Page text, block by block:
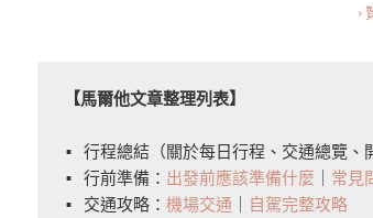
To
Do
›
【馬爾他文章整理列表】
▪️ 行程總結（關於每日行程、交通總覽、
▪️ 行前準備： 出發前應該準備什麼 常見
▪️ 交通攻略： 機場交通
自駕完整攻略